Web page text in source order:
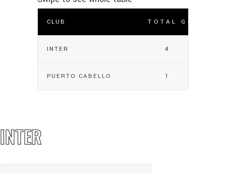
CLUB TOTAL GOLES
INTER 4
PUERTO CABELLO 1
INTER